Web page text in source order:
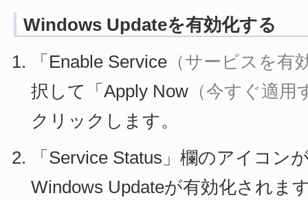
Windows Updateを有効化する
「Enable Service （サービスを有
択して「Apply Now （今すぐ適用
クリックします。
「Service Status」欄のアイコン
Windows Updateが有効化されま